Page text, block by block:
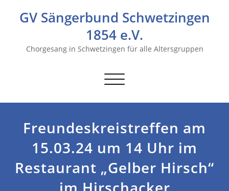
GV Sängerbund Schwetzingen
1854 e.V.
Chorgesang in Schwetzingen für alle Altersgruppen
Navigation
Freundeskreistreffen am
15.03.24 um 14 Uhr im
Restaurant „Gelber Hirsch“